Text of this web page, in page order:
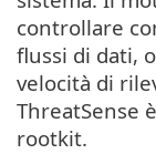
controllare
flussi di dati,
velocità di
ThreatSense
rootkit.